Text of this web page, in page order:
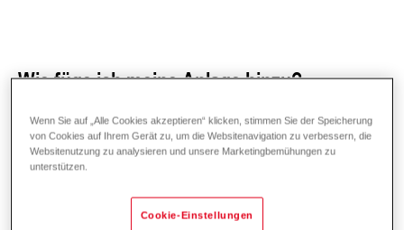
Wie füge ich meine Anlage hinzu?
Am einfachsten fügen Sie Ihre Anlage hinzu,
indem Sie denQR-Code auf dem
Registrierungsblatt
scannen. Der QR-Code enthält die notwendigen
Registrierungsinformationen und erleichtert das
Wenn Sie auf „Alle Cookies akzeptieren“ klicken, stimmen Sie der Speicherung
von Cookies auf Ihrem Gerät zu, um die Websitenavigation zu verbessern, die
Websitenutzung zu analysieren und unsere Marketingbemühungen zu
unterstützen.
Cookie-Einstellungen